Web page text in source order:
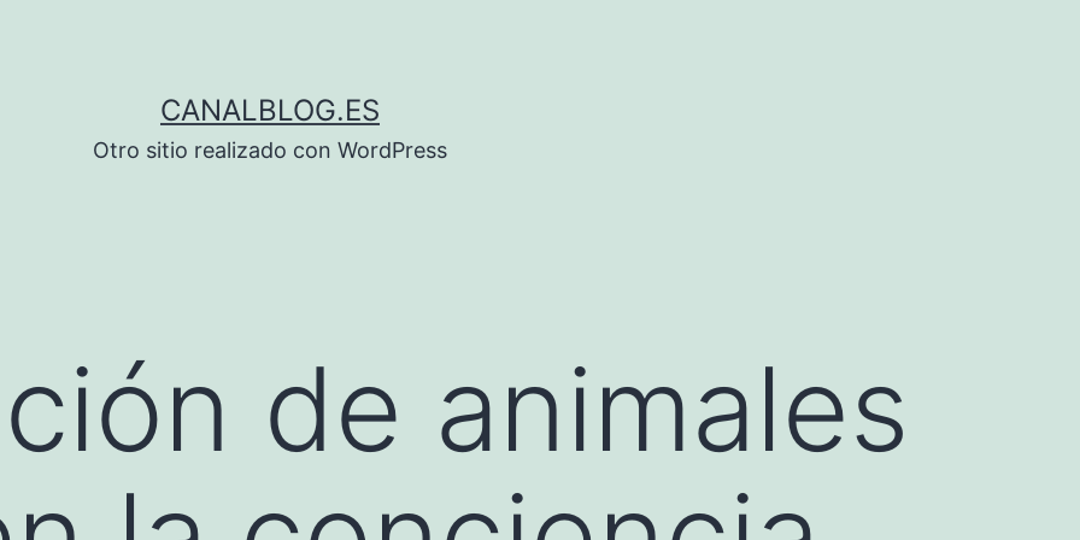
CANALBLOG.ES
Otro sitio realizado con WordPress
de animales